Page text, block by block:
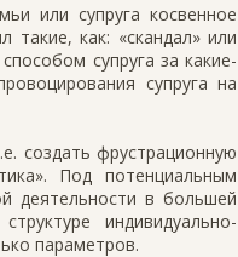
или супруга косвенное
такие, как: «скандал» или
супруга за какие-
супруга на
создать фрустрационную
Под потенциальным
деятельности в большей
индивидуально-
параметров.